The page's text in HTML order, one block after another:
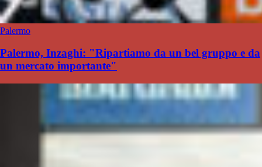
Palermo
Palermo, Inzaghi: "Ripartiamo da un bel gruppo e da
un mercato importante"